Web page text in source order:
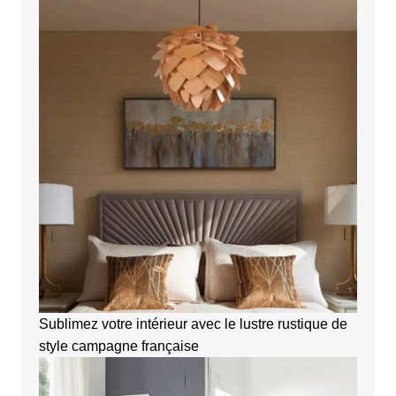
Sublimez votre intérieur avec le lustre rustique de
style campagne française